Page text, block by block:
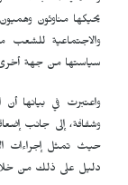
يحيكها مناوئون
والاجتماعية للشعب
سياستها من جهة
واعتبرت في بيانها أن
وشفافة، إلى جانب
حيث تمثل إجراءات
دليل على ذلك من